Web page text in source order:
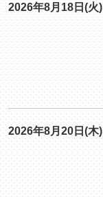
2026年8月18日(火)
2026年8月20日(木)